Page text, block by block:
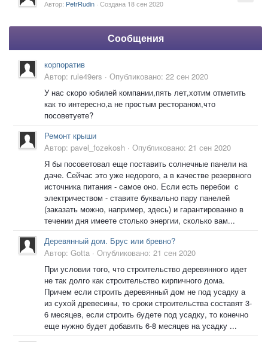
Автор: PetrRudin · Создана 18 сен 2020
Сообщения
корпоратив
Автор: rule49ers · Опубликовано: 22 сен 2020
У нас скоро юбилей компании,пять лет,хотим отметить
как то интересно,а не простым рестораном,что
посоветуете?
Ремонт крыши
Автор: pavel_fozekosh · Опубликовано: 21 сен 2020
Я бы посоветовал еще поставить солнечные панели на
даче. Сейчас это уже недорого, а в качестве резервного
источника питания - самое оно. Если есть перебои с
электричеством - ставите буквально пару панелей
(заказать можно, например, здесь) и гарантированно в
течении дня имеете столько энергии, сколько вам...
Деревянный дом. Брус или бревно?
Автор: Gotta · Опубликовано: 21 сен 2020
При условии того, что строительство деревянного идет
не так долго как строительство кирпичного дома.
Причем если строить деревянный дом не под усадку а
из сухой древесины, то сроки строительства составят 3-
6 месяцев, если строить будете под усадку, то конечно
еще нужно будет добавить 6-8 месяцев на усадку ...